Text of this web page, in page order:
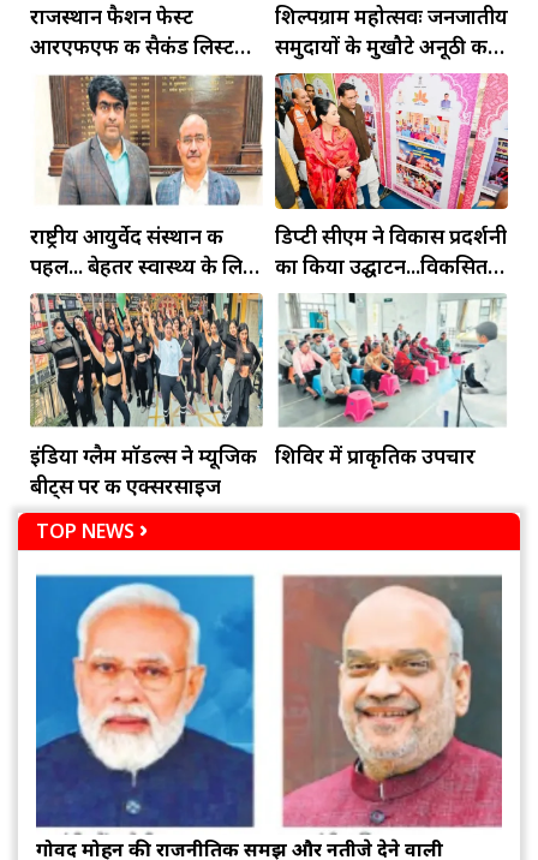
राजस्थान फैशन फेस्ट
आरएफएफ की सैकंड लिस्ट
जारी...प्लेबैक सिंगर व डांस
टीचर युवाओं के साथ जर्नी
करेंगे शेयर
शिल्पग्राम महोत्सवः जनजातीय
समुदायों के मुखौटे अनूठी कला
के उदाहरण, स्टोन के बड़े एस्ट्रो
साइन और मुखौटे होंगे
आकर्षण के...
राष्ट्रीय आयुर्वेद संस्थान की
पहल... बेहतर स्वास्थ्य के लिए
हमारे शरीर की प्रकृति को
जानना जरूरी 2014
डिप्टी सीएम ने विकास प्रदर्शनी
का किया उद्घाटन...विकसित
राजस्थान बनाने की ओर सभी
अग्रसरः दीया कुमारी
इंडिया ग्लैम मॉडल्स ने म्यूजिक
बीट्स पर की एक्सरसाइज
शिविर में प्राकृतिक उपचार
TOP NEWS
गोविंद मोहन की राजनीतिक समझ और नतीजे देने वाली